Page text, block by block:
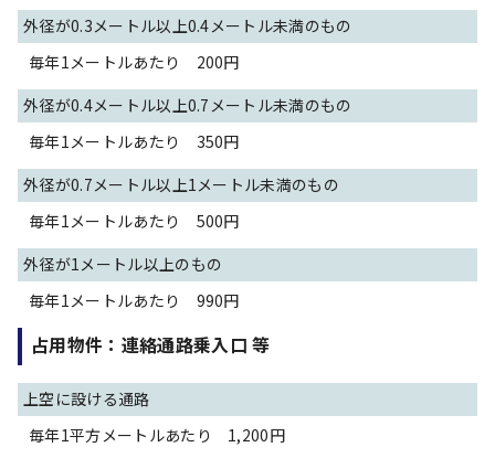
外径が0.3メートル以上0.4メートル未満のもの
毎年1メートルあたり 200円
外径が0.4メートル以上0.7メートル未満のもの
毎年1メートルあたり 350円
外径が0.7メートル以上1メートル未満のもの
毎年1メートルあたり 500円
外径が1メートル以上のもの
毎年1メートルあたり 990円
占用物件：連絡通路乗入口 等
上空に設ける通路
毎年1平方メートルあたり 1,200円